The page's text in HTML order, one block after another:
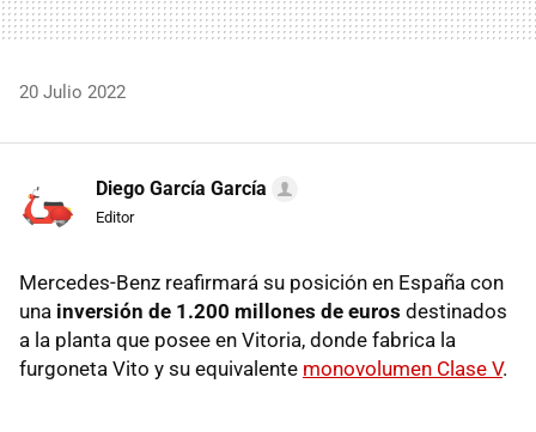
20 Julio 2022
Diego García García
Editor
Mercedes-Benz reafirmará su posición en España con
una inversión de 1.200 millones de euros destinados
a la planta que posee en Vitoria, donde fabrica la
furgoneta Vito y su equivalente monovolumen Clase V.